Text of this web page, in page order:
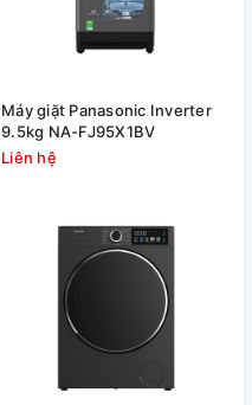
Máy giặt Panasonic Inverter
9.5kg NA-FJ95X1BV
Liên hệ